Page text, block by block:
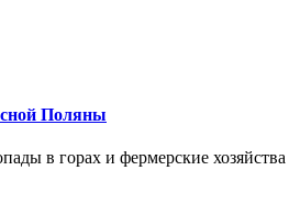
Поляны
в горах и фермерские хозяйства